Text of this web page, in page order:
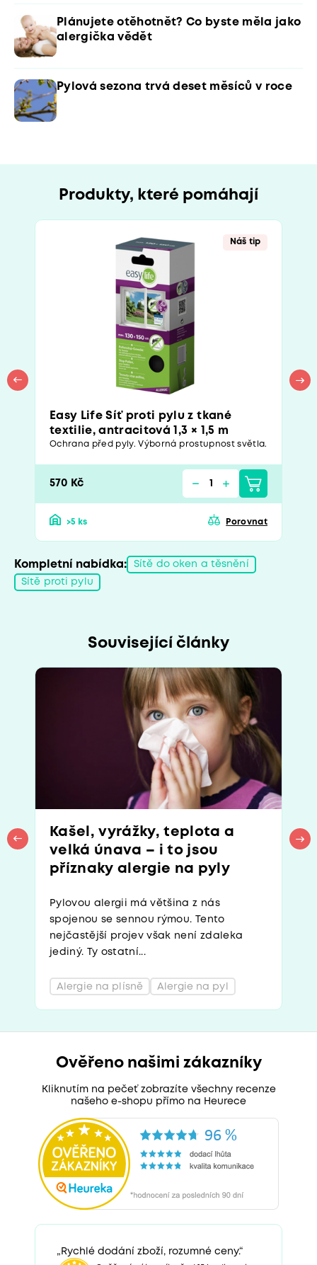
Plánujete otěhotnět? Co byste měla jako
alergička vědět
Pylová sezona trvá deset měsíců v roce
Produkty, které pomáhají
Náš tip
Easy Life Síť proti pylu z tkané
textilie, antracitová 1,3 × 1,5 m
Ochrana před pyly. Výborná prostupnost světla.
570 Kč
>5 ks Porovnat
Kompletní nabídka: Sítě do oken a těsnění
Sítě proti pylu
Související články
Kašel, vyrážky, teplota a
velká únava – i to jsou
příznaky alergie na pyly
Pylovou alergii má většina z nás
spojenou se sennou rýmou. Tento
nejčastější projev však není zdaleka
jediný. Ty ostatní...
Alergie na plísně Alergie na pyl
Ověřeno našimi zákazníky
Kliknutím na pečeť zobrazíte všechny recenze
našeho e-shopu přímo na Heurece
„Rychlé dodání zboží, rozumné ceny.“